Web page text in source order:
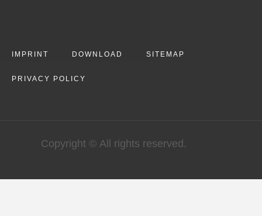
IMPRINT DOWNLOAD SITEMAP
PRIVACY POLICY
Copyright © All rights reserved.